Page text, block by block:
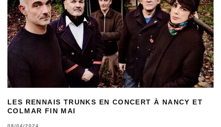
LES RENNAIS TRUNKS EN CONCERT À NANCY ET
COLMAR FIN MAI
08/04/2024